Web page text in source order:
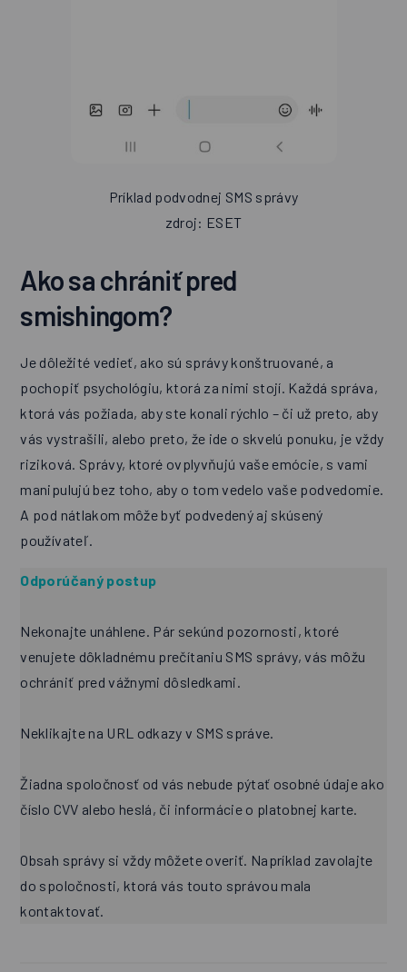
Príklad podvodnej SMS správy
zdroj: ESET
Ako sa chrániť pred
smishingom?
Je dôležité vedieť, ako sú správy konštruované, a
pochopiť psychológiu, ktorá za nimi stojí. Každá správa,
ktorá vás požiada, aby ste konali rýchlo – či už preto, aby
vás vystrašili, alebo preto, že ide o skvelú ponuku, je vždy
riziková. Správy, ktoré ovplyvňujú vaše emócie, s vami
manipulujú bez toho, aby o tom vedelo vaše podvedomie.
A pod nátlakom môže byť podvedený aj skúsený
používateľ.
Odporúčaný postup
Nekonajte unáhlene. Pár sekúnd pozornosti, ktoré
venujete dôkladnému prečítaniu SMS správy, vás môžu
ochrániť pred vážnymi dôsledkami.
Neklikajte na URL odkazy v SMS správe.
Žiadna spoločnosť od vás nebude pýtať osobné údaje ako
číslo CVV alebo heslá, či informácie o platobnej karte.
Obsah správy si vždy môžete overiť. Napríklad zavolajte
do spoločnosti, ktorá vás touto správou mala
kontaktovať.